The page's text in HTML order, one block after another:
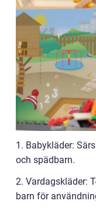
1. Babykläder:
och spädbarn.
2. Vardagskläder:
barn för